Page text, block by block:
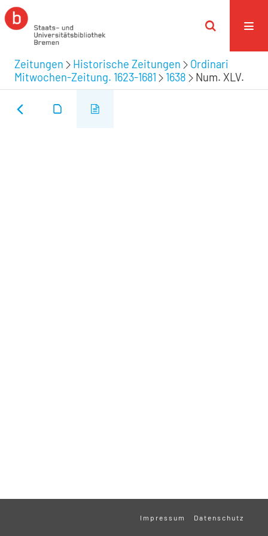
Zeitungen Historische Zeitungen
Ordinari
Mitwochen-Zeitung. 1623-1681
1638 Num. XLV.
Impressum Datenschutz